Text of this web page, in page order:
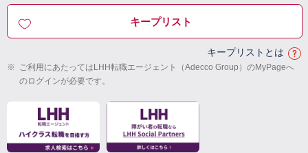
キープリスト
キープリストとは
※ ご利用にあたってはLHH転職エージェント（Adecco Group）のMyPageへ
のログインが必要です。